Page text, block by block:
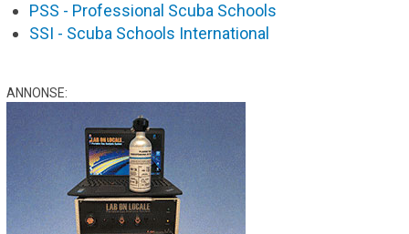
PSS - Professional Scuba Schools
SSI - Scuba Schools International
ANNONSE: